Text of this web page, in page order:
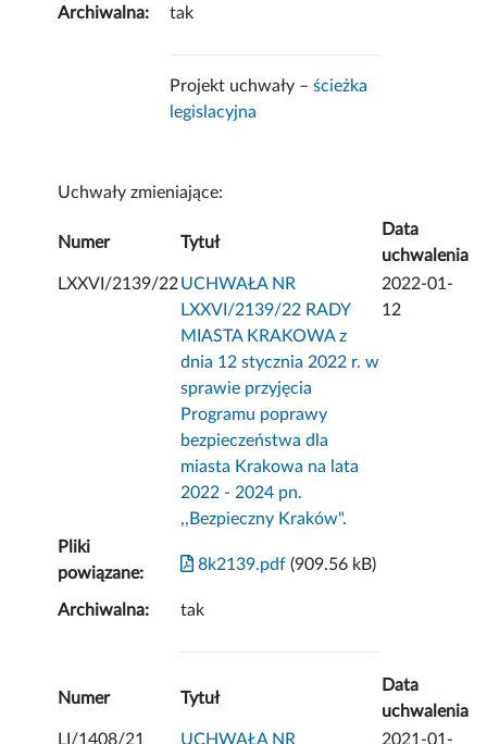
Archiwalna: tak
Projekt uchwały –ścieżka
legislacyjna
Uchwały zmieniające:
Numer Tytuł
Data
uchwalenia
LXXVI/2139/22UCHWAŁA NR
LXXVI/2139/22 RADY
MIASTA KRAKOWA z
dnia 12 stycznia 2022 r. w
sprawie przyjęcia
Programu poprawy
bezpieczeństwa dla
miasta Krakowa na lata
2022 - 2024 pn.
,,Bezpieczny Kraków".
2022-01-
12
Pliki
powiązane:
8k2139.pdf (909.56 kB)
Archiwalna: tak
Numer Tytuł
Data
uchwalenia
LI/1408/21
UCHWAŁA NR
2021-01-